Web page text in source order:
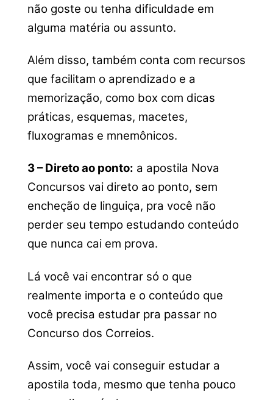
não goste ou tenha dificuldade em
alguma matéria ou assunto.
Além disso, também conta com recursos
que facilitam o aprendizado e a
memorização, como box com dicas
práticas, esquemas, macetes,
fluxogramas e mnemônicos.
3 – Direto ao ponto: a apostila Nova
Concursos vai direto ao ponto, sem
encheção de linguiça, pra você não
perder seu tempo estudando conteúdo
que nunca cai em prova.
Lá você vai encontrar só o que
realmente importa e o conteúdo que
você precisa estudar pra passar no
Concurso dos Correios.
Assim, você vai conseguir estudar a
apostila toda, mesmo que tenha pouco